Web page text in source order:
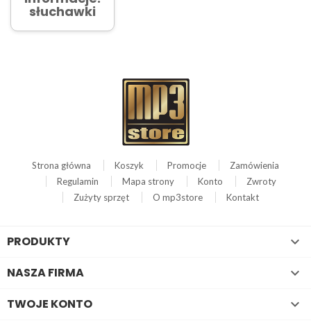
słuchawki
Strona główna Koszyk Promocje
Zamówienia
Regulamin
Mapa strony Konto
Zwroty
Zużyty sprzęt
O mp3store Kontakt
PRODUKTY 
NASZA FIRMA 
TWOJE KONTO 